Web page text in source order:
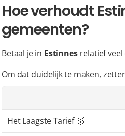
Hoe verhoudt
gemeenten?
Betaal je in Estinnes relatief veel
Om dat duidelijk te maken,
Het Laagste Tarief 🥇